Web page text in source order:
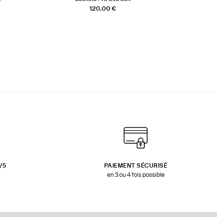
120,00 €
5
PAIEMENT SÉCURISÉ
en 3 ou 4 fois possible